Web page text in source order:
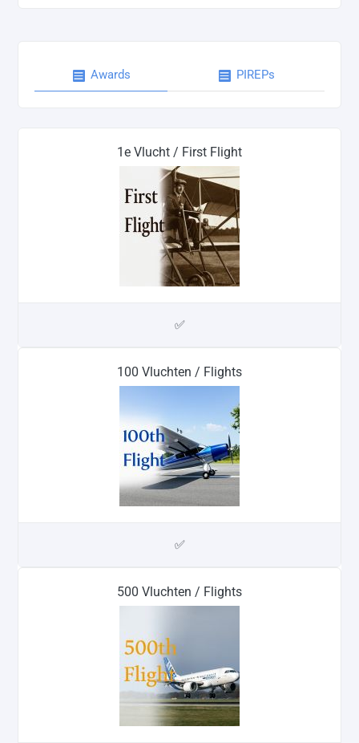
Awards PIREPs
1e Vlucht / First Flight
✅
100 Vluchten / Flights
✅
500 Vluchten / Flights